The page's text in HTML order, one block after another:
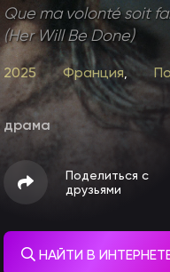
Que ma volonté soit
(Her Will Be Done)
2025 Франция
драма
Поделиться с
друзьями
НАЙТИ В